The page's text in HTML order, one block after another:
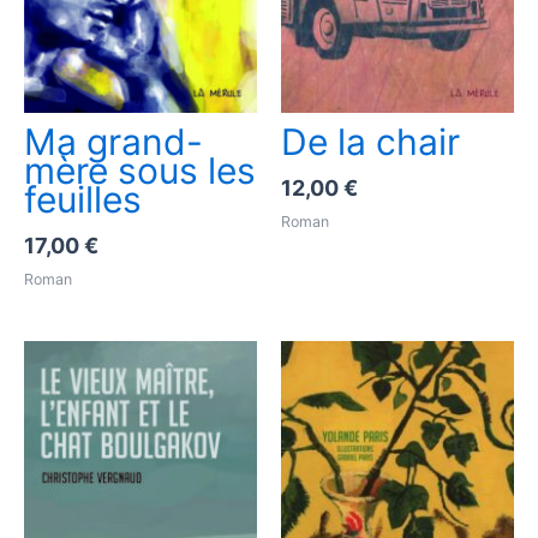
Ma grand-
mère sous les
feuilles
17,00€
Roman
De la chair
12,00€
Roman